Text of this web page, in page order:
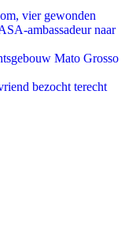
vier gewonden
ambassadeur naar
Mato Grosso
bezocht terecht